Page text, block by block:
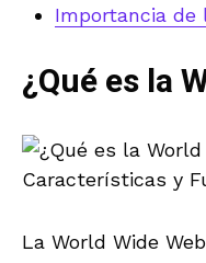
Importancia de
¿Qué es la
La World Wide